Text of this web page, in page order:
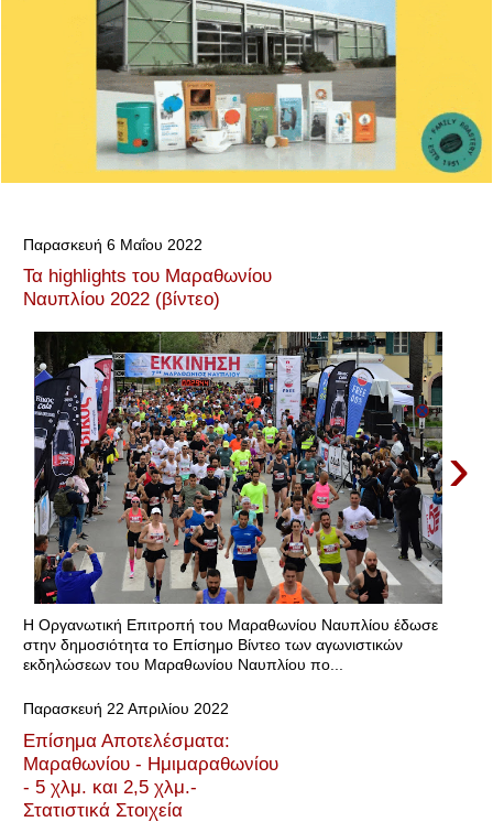
Παρασκευή 6 Μαΐου 2022
Τα highlights του Μαραθωνίου
Ναυπλίου 2022 (βίντεο)
›
Η Οργανωτική Επιτροπή του Μαραθωνίου Ναυπλίου έδωσε
στην δημοσιότητα το Επίσημο Βίντεο των αγωνιστικών
εκδηλώσεων του Μαραθωνίου Ναυπλίου πο...
Παρασκευή 22 Απριλίου 2022
Επίσημα Αποτελέσματα:
Μαραθωνίου - Ημιμαραθωνίου
- 5 χλμ. και 2,5 χλμ.-
Στατιστικά Στοιχεία